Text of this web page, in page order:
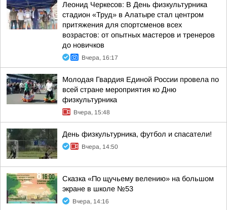
Леонид Черкесов: В День физкультурника
стадион «Труд» в Алатыре стал центром
притяжения для спортсменов всех
возрастов: от опытных мастеров и тренеров
до новичков
Вчера, 16:17
Молодая Гвардия Единой России провела по
всей стране мероприятия ко Дню
физкультурника
Вчера, 15:48
День физкультурника, футбол и спасатели!
Вчера, 14:50
Сказка «По щучьему велению» на большом
экране в школе №53
Вчера, 14:16